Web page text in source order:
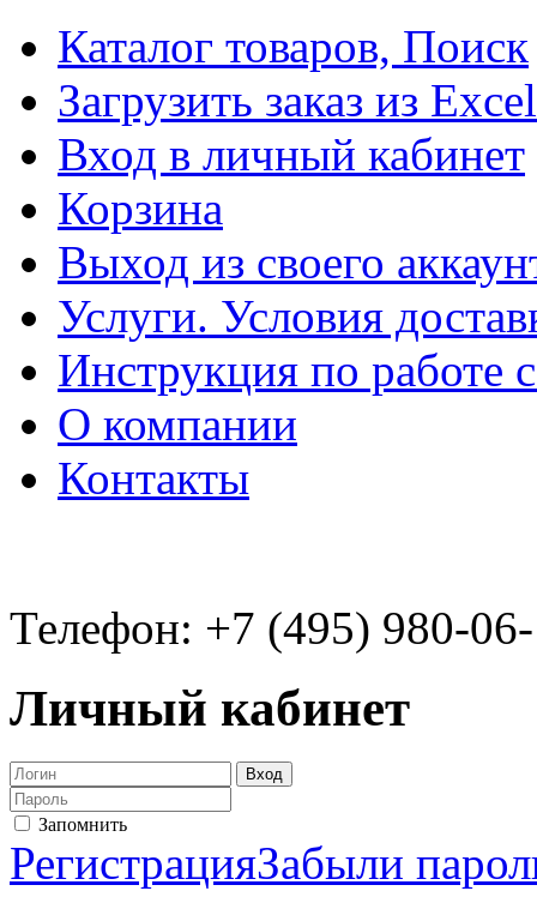
Каталог товаров, Поиск
Загрузить заказ из Excel
Вход в личный кабинет
Корзина
Выход из своего
Услуги. Условия
Инструкция по работе
О компании
Контакты
Телефон: +7 (495) 980-
Личный кабинет
Запомнить
РегистрацияЗабыли